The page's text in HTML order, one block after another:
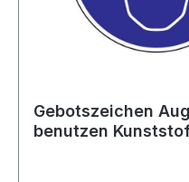
Gebotszeichen
benutzen